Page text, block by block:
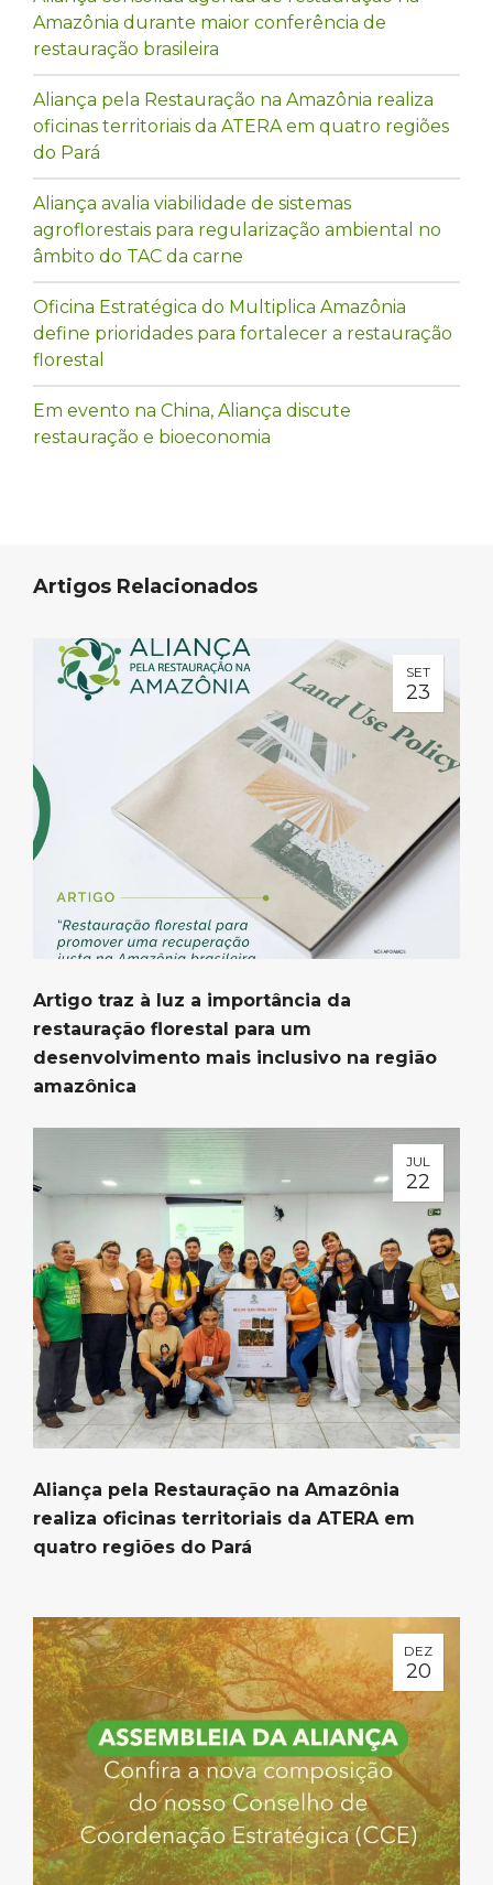
Amazônia durante maior conferência de
restauração brasileira
Aliança pela Restauração na Amazônia realiza
oficinas territoriais da ATERA em quatro regiões
do Pará
Aliança avalia viabilidade de sistemas
agroflorestais para regularização ambiental no
âmbito do TAC da carne
Oficina Estratégica do Multiplica Amazônia
define prioridades para fortalecer a restauração
florestal
Em evento na China, Aliança discute
restauração e bioeconomia
Artigos Relacionados
SET
23
Artigo traz à luz a importância da
restauração florestal para um
desenvolvimento mais inclusivo na região
amazônica
JUL
22
Aliança pela Restauração na Amazônia
realiza oficinas territoriais da ATERA em
quatro regiões do Pará
DEZ
20